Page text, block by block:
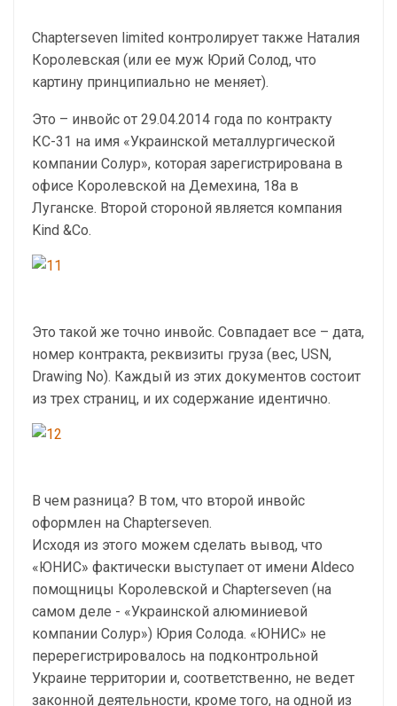
Chapterseven limited контролирует также Наталия
Королевская (или ее муж Юрий Солод, что
картину принципиально не меняет).
Это – инвойс от 29.04.2014 года по контракту
КС-31 на имя «Украинской металлургической
компании Солур», которая зарегистрирована в
офисе Королевской на Демехина, 18а в
Луганске. Второй стороной является компания
Kind &Co.
Это такой же точно инвойс. Совпадает все – дата,
номер контракта, реквизиты груза (вес, USN,
Drawing No). Каждый из этих документов состоит
из трех страниц, и их содержание идентично.
В чем разница? В том, что второй инвойс
оформлен на Chapterseven.
Исходя из этого можем сделать вывод, что
«ЮНИС» фактически выступает от имени Aldeco
помощницы Королевской и Chapterseven (на
самом деле - «Украинской алюминиевой
компании Солур») Юрия Солода. «ЮНИС» не
перерегистрировалось на подконтрольной
Украине территории и, соответственно, не ведет
законной деятельности, кроме того, на одной из